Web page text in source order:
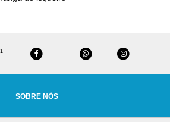
SOBRE NÓS